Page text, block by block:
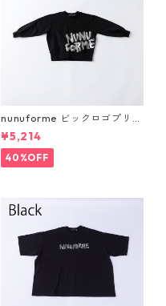
nunuforme ビックロゴプリン
ト [nt24-002-14] 115-1
45
¥5,214
40%OFF